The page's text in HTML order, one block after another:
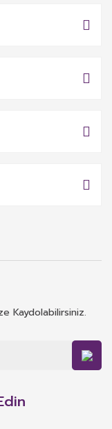
Kaydolabilirsiniz.